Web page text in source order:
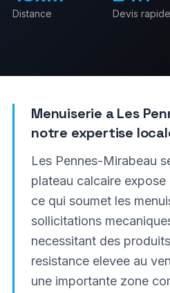
Distance Devis rapide
Menuiserie aLes
notre expertise
Les Pennes-Mirabeau
plateau calcaire
ce qui soumet les
sollicitations
necessitant des
resistance elevee au
une importante zone